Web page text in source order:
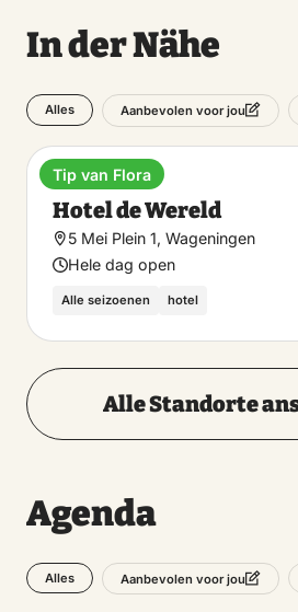
In der Nähe
Alles Aanbevolen voor jou
Hotel
Hotel de Wereld
5 Mei Plein 1, Wageningen
Hele dag open
Alle seizoenen hotel
Tip van Flora
Alle Standorte
Agenda
Alles Aanbevolen voor jou